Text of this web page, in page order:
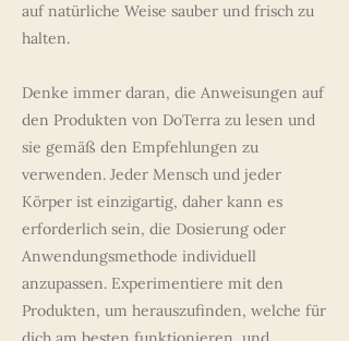
auf natürliche Weise sauber und frisch zu
halten.
Denke immer daran, die Anweisungen auf
den Produkten von DoTerra zu lesen und
sie gemäß den Empfehlungen zu
verwenden. Jeder Mensch und jeder
Körper ist einzigartig, daher kann es
erforderlich sein, die Dosierung oder
Anwendungsmethode individuell
anzupassen. Experimentiere mit den
Produkten, um herauszufinden, welche für